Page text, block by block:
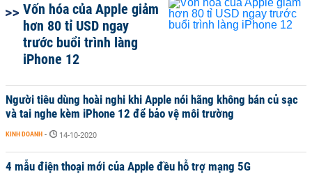
Vốn hóa của Apple giảm
hơn 80 tỉ USD ngay
trước buổi trình làng
iPhone 12
Người tiêu dùng hoài nghi khi Apple nói hãng không bán củ sạc
và tai nghe kèm iPhone 12 để bảo vệ môi trường
KINH DOANH - 14-10-2020
4 mẫu điện thoại mới của Apple đều hỗ trợ mạng 5G